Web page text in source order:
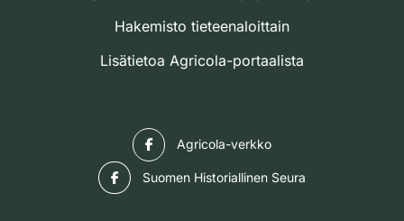
Hakemisto tieteenaloittain
Lisätietoa Agricola-portaalista
Agricola-verkko
Suomen Historiallinen Seura